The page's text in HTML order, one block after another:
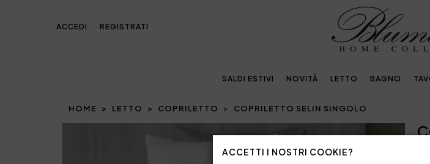
ACCETTI I NOSTRI COOKIE?
ACCEDI REGISTRATI
SALDI ESTIVI NOVITÀ LETTO BAGNO
HOME LETTO COPRILETTO COPRILETTO SELIN SINGOLO